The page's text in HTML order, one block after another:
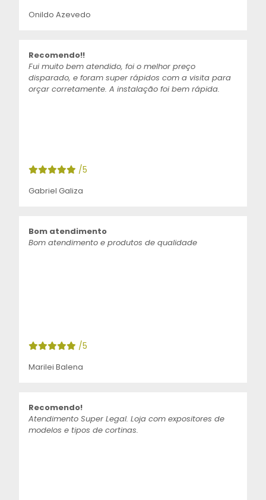
Onildo Azevedo
Recomendo!!
Fui muito bem atendido, foi o melhor preço
disparado, e foram super rápidos com a visita para
orçar corretamente. A instalação foi bem rápida.
/5
Gabriel Galiza
Bom atendimento
Bom atendimento e produtos de qualidade
/5
Marilei Balena
Recomendo!
Atendimento Super Legal. Loja com expositores de
modelos e tipos de cortinas.